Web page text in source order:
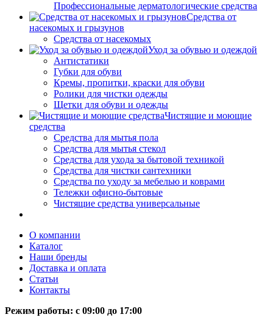
Профессиональные дерматологические средства
Средства от
насекомых и грызунов
Средства от насекомых
Уход за обувью и одеждой
Антистатики
Губки для обуви
Кремы, пропитки, краски для обуви
Ролики для чистки одежды
Щетки для обуви и одежды
Чистящие и моющие
средства
Средства для мытья пола
Средства для мытья стекол
Средства для ухода за бытовой техникой
Средства для чистки сантехники
Средства по уходу за мебелью и коврами
Тележки офисно-бытовые
Чистящие средства универсальные
О компании
Каталог
Наши бренды
Доставка и оплата
Статьи
Контакты
Режим работы: c 09:00 до 17:00